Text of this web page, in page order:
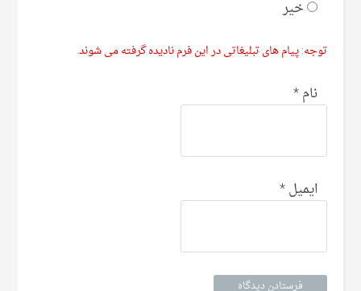
خیر
توجه: پیام های تبلیغاتی در این فرم نادیده گرفته می شوند.
نام*
ایمیل*